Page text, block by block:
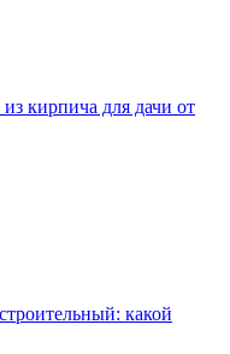
кирпича для дачи от
какой